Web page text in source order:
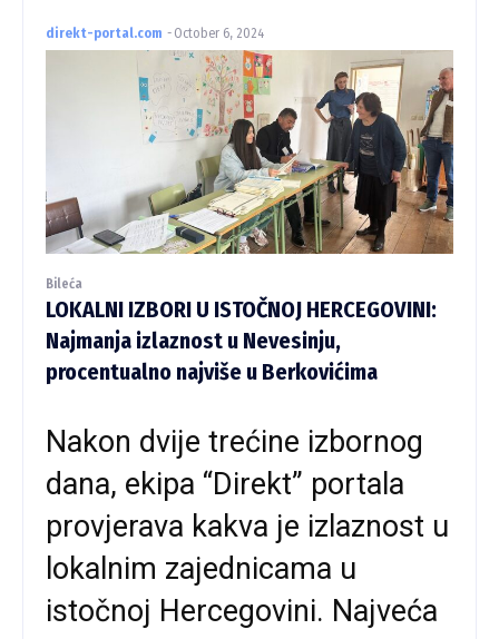
direkt-portal.com - October 6, 2024
Bileća
LOKALNI IZBORI U ISTOČNOJ HERCEGOVINI:
Najmanja izlaznost u Nevesinju,
procentualno najviše u Berkovićima
Nakon dvije trećine izbornog
dana, ekipa “Direkt” portala
provjerava kakva je izlaznost u
lokalnim zajednicama u
istočnoj Hercegovini. Najveća